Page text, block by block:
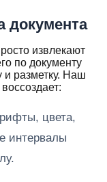
документа
извлекают
по документу
и разметку. Наш
цвета,
интервалы